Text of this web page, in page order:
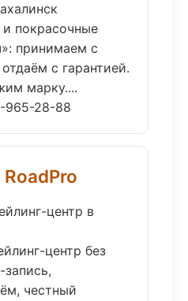
покрасочные
принимаем с
с гарантией.
марку....
965-28-88
центр в
центр без
запись,
честный